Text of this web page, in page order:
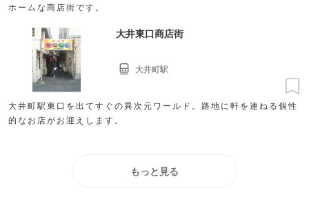
ホームな商店街です。
大井東口商店街
大井町駅東口を出てすぐの異次元ワールド。路地に軒を連ねる個性
的なお店がお迎えします。
大井町駅
もっと見る